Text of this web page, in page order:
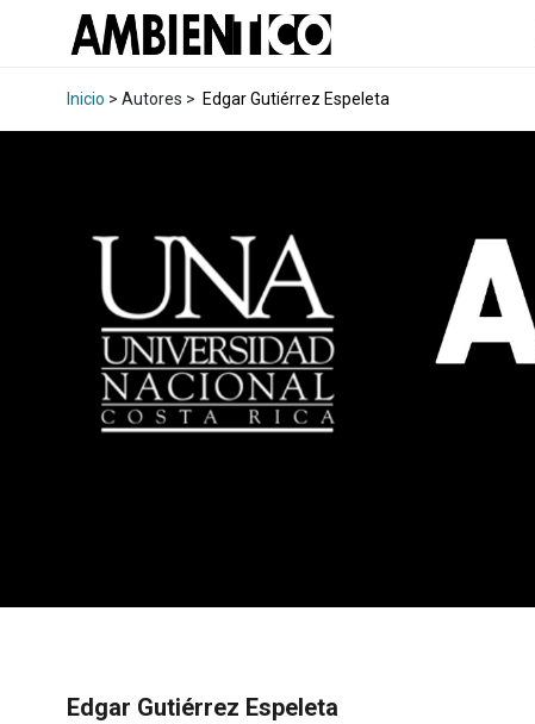
Inicio > Autores > Edgar Gutiérrez Espeleta
Edgar Gutiérrez Espeleta